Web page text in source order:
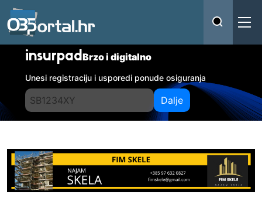
insurpadBrzo i digitalno
Unesi registraciju i usporedi ponude osiguranja
Dalje